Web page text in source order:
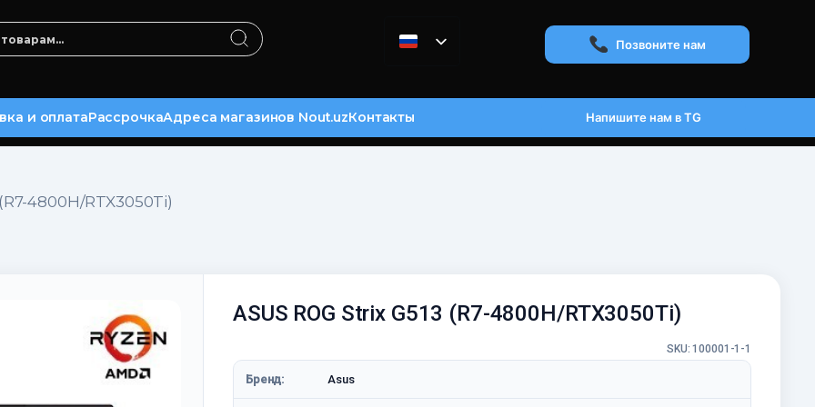
Позвоните нам
и оплатаРассрочкаАдреса магазинов Nout.uzКонтакты Напишите нам в TG
4800H/RTX3050Ti)
ASUS ROG Strix G513 (R7-4800H/RTX3050Ti)
SKU: 100001-1-1
Бренд: Asus